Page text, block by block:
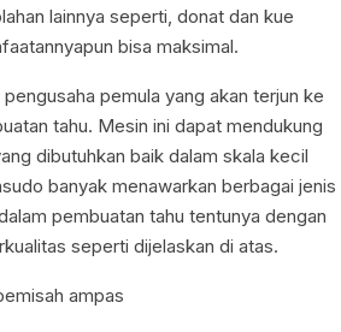
lainnya seperti, donat dan kue
bisa maksimal.
pemula yang akan terjun ke
tahu. Mesin ini dapat mendukung
dibutuhkan baik dalam skala kecil
banyak menawarkan berbagai jenis
pembuatan tahu tentunya dengan
seperti dijelaskan di atas.
ampas